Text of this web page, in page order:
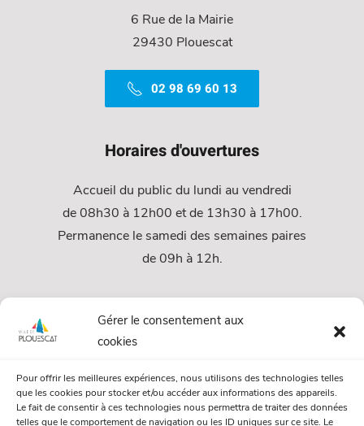
Gérer le consentement aux
cookies
Pour offrir les meilleures expériences, nous utilisons des technologies telles
que les cookies pour stocker et/ou accéder aux informations des appareils.
Le fait de consentir à ces technologies nous permettra de traiter des données
telles que le comportement de navigation ou les ID uniques sur ce site. Le
6 Rue de la Mairie
29430 Plouescat
02 98 69 60 13
Horaires d'ouvertures
Accueil du public du lundi au vendredi
de 08h30 à 12h00 et de 13h30 à 17h00.
Permanence le samedi des semaines paires
de 09h à 12h.
Services
Urbanisme
Papiers et citoyenneté